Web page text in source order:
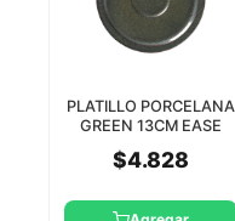
PLATILLO PORCELANA
GREEN 13CM EASE
$4.828